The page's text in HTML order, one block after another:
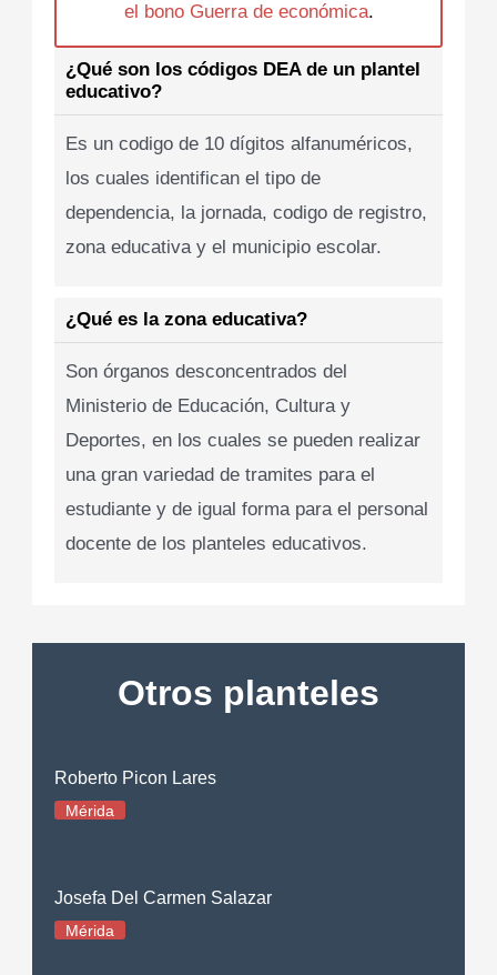
el bono Guerra de económica.
¿Qué son los códigos DEA de un plantel
educativo?
Es un codigo de 10 dígitos alfanuméricos,
los cuales identifican el tipo de
dependencia, la jornada, codigo de registro,
zona educativa y el municipio escolar.
¿Qué es la zona educativa?
Son órganos desconcentrados del
Ministerio de Educación, Cultura y
Deportes, en los cuales se pueden realizar
una gran variedad de tramites para el
estudiante y de igual forma para el personal
docente de los planteles educativos.
Otros planteles
Roberto Picon Lares
Mérida
Josefa Del Carmen Salazar
Mérida